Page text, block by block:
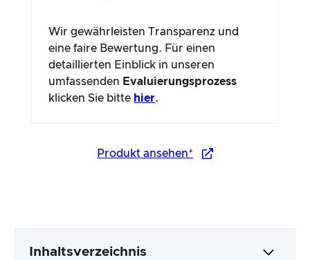
Wir gewährleisten Transparenz und
eine faire Bewertung. Für einen
detaillierten Einblick in unseren
umfassenden Evaluierungsprozess
klicken Sie bitte hier.
Produkt ansehen*
Inhaltsverzeichnis